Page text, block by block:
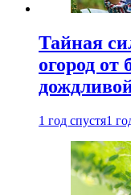
Тайная
огород от
1 год спустя1